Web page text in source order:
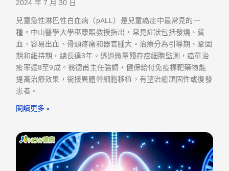
2024 年 7 月 30 日
兒童急性淋巴性白血病（pALL）是兒童癌症中最常見的一
種。中山醫學大學巫康熙教授指出，常見症狀包括發燒、貧
血、容易出血、骨頭疼痛和器官腫大。治療分為引導期、鞏固
期和維持期，總長達3年。透過微量殘存癌細胞監測，癌童治
癒率達8至9成。翁德甫主任強調，健保給付免疫標靶藥物能
提高治療效果，銜接異體幹細胞移植，有望治癒頑固性或復發
患者。
閱讀更多 »